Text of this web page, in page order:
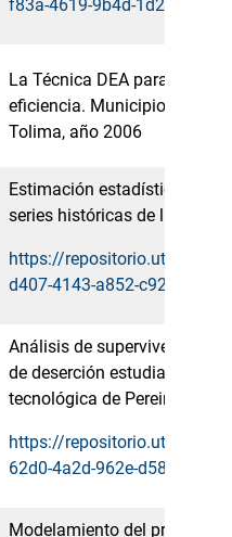
f83a-4619-9b4d-
La Técnica DEA para medir
eficiencia. Municipios del
Tolima, año 2006
Estimación estadística de
series históricas de lluvias
https://
d407-4143-a852-
Análisis de supervivencia
de deserción estudiantil en
tecnológica de Pereira
https://
62d0-4a2d-962e-
Modelamiento del proceso